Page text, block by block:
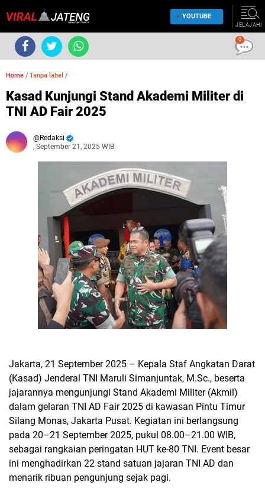
YOUTUBE
JELAJAHI
Home / Tanpa label /
Kasad Kunjungi Stand Akademi Militer di
TNI AD Fair 2025
Redaksi
, September 21, 2025 WIB
Jakarta, 21 September 2025 – Kepala Staf Angkatan Darat
(Kasad) Jenderal TNI Maruli Simanjuntak, M.Sc., beserta
jajarannya mengunjungi Stand Akademi Militer (Akmil)
dalam gelaran TNI AD Fair 2025 di kawasan Pintu Timur
Silang Monas, Jakarta Pusat. Kegiatan ini berlangsung
pada 20–21 September 2025, pukul 08.00–21.00 WIB,
sebagai rangkaian peringatan HUT ke-80 TNI. Event besar
ini menghadirkan 22 stand satuan jajaran TNI AD dan
menarik ribuan pengunjung sejak pagi.
0